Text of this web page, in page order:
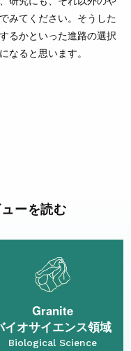
みてください。そうした
るかといった進路の選択
なると思います。
ーを読む
Granite
イオサイエンス領域
Biological Science